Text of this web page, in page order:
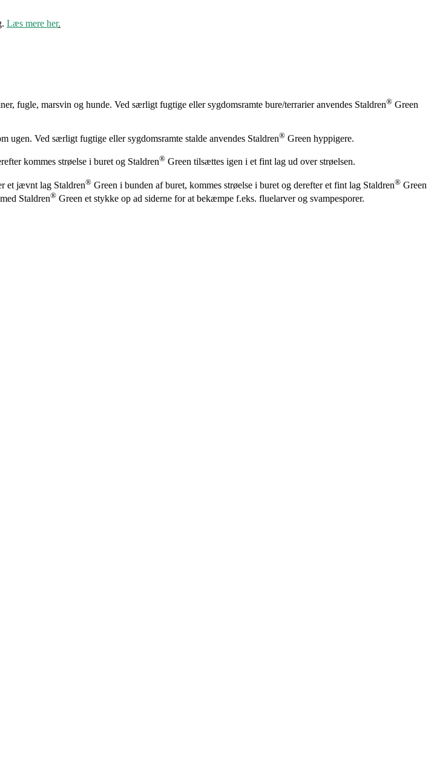
Læs mere her.
fugle, marsvin og hunde. Ved særligt fugtige eller sygdomsramte bure/terrarier anvendes Staldren® Green
ugen. Ved særligt fugtige eller sygdomsramte stalde anvendes Staldren® Green hyppigere.
kommes strøelse i buret og Staldren® Green tilsættes igen i et fint lag ud over strøelsen.
et jævnt lag Staldren® Green i bunden af buret, kommes strøelse i buret og derefter et fint lag Staldren® Green
Staldren® Green et stykke op ad siderne for at bekæmpe f.eks. fluelarver og svampesporer.